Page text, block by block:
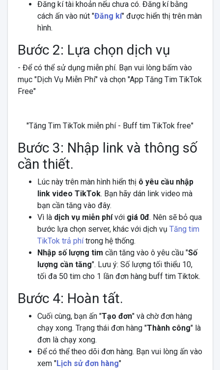
Đăng kí tài khoản nếu chưa có. Đăng kí bằng
cách ấn vào nút "Đăng kí" được hiển thị trên màn
hình.
Bước 2: Lựa chọn dịch vụ
- Để có thể sử dụng miễn phí. Bạn vui lòng bấm vào
mục "Dịch Vụ Miễn Phí" và chọn "App Tăng Tim TikTok
Free"
"Tăng Tim TikTok miễn phí - Buff tim TikTok free"
Bước 3: Nhập link và thông số
cần thiết.
Lúc này trên màn hình hiển thị ô yêu cầu nhập
link video TikTok. Bạn hãy dán link video mà
bạn cần tăng vào đây.
Vì là dịch vụ miễn phívới giá 0đ. Nên sẽ bỏ qua
bước lựa chọn server, khác với dịch vụ Tăng tim
TikTok trả phítrong hệ thống.
Nhập số lượng tim cần tăng vào ô yêu cầu "Số
lượng cần tăng". Lưu ý: Số lượng tối thiểu 10,
tối đa 50 tim cho 1 lần đơn hàng buff tim Tiktok.
Bước 4: Hoàn tất.
Cuối cùng, bạn ấn "Tạo đơn" và chờ đơn hàng
chạy xong. Trạng thái đơn hàng "Thành công" là
đơn là chạy xong.
Để có thể theo dõi đơn hàng. Bạn vui lòng ấn vào
xem "Lịch sử đơn hàng"